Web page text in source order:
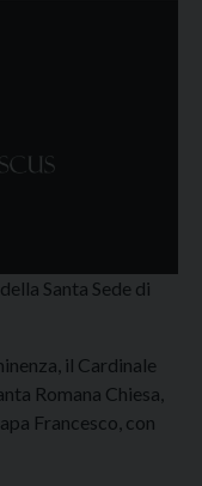
Santa Sede di
il Cardinale
Romana Chiesa,
Francesco, con